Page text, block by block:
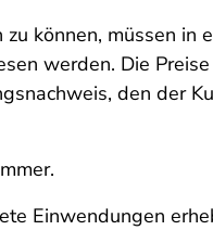
können, müssen in
werden. Die
den der
Einwendungen